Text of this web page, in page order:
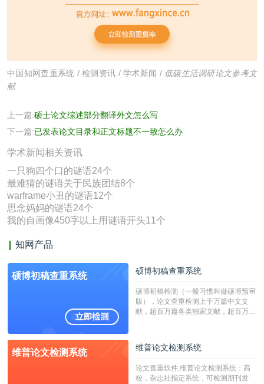
中国知网查重系统 /检测资讯 / 学术新闻 / 低碳生活调研论文参考文
献
上一篇:硕士论文综述部分翻译外文怎么写
下一篇:已发表论文目录和正文标题不一致怎么办
学术新闻相关资讯
一只狗四个口的谜语24个
最难猜的谜语关于民族团结8个
warframe小丑的谜语12个
思念妈妈的谜语24个
我的自画像450字以上用谜语开头11个
知网产品
硕博初稿查重系统 硕博初稿查重系统
硕博初稿检测（一般习惯叫做硕博预审
版），论文查重检测上千万篇中文文
献，超百万篇各类独家文献，超百万港
校用来检测硕博论文的系统，检测范围
广，数据来源真实，检测算法合理!本
字符数30万）
维普论文检测系统 维普论文检测系统
论文查重软件,维普论文检测系统：高
校，杂志社指定系统，可检测期刊发